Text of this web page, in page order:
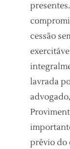
cessão
lavrada
prévio do